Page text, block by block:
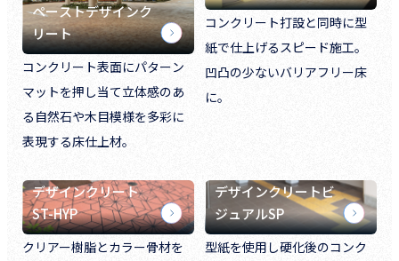
ペーストデザインク
リート
コンクリート表面にパターン
マットを押し当て立体感のあ
る自然石や木目模様を多彩に
表現する床仕上材。
コンクリート打設と同時に型
紙で仕上げるスピード施工。
凹凸の少ないバリアフリー床
に。
デザインクリート
ST-HYP
クリアー樹脂とカラー骨材を
デザインクリートビ
ジュアルSP
型紙を使用し硬化後のコンク